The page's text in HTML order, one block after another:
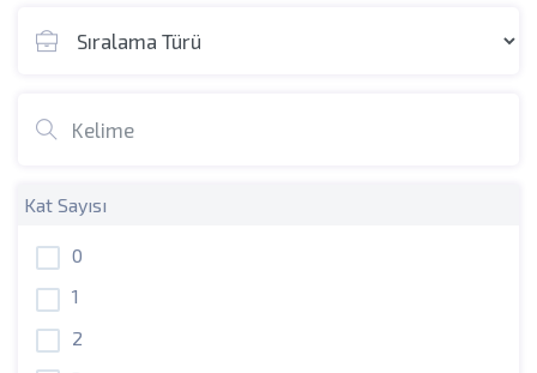
Kat Sayısı
0
1
2